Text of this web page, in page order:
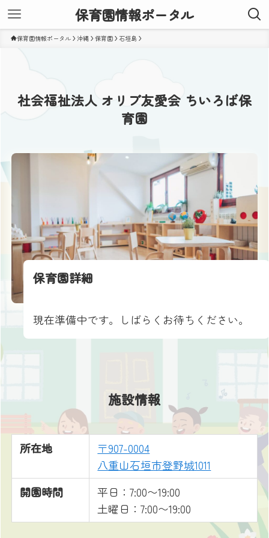
保育園情報ポータル
保育園情報ポータル 沖縄 保育園 石垣島
社会福祉法人 オリブ友愛会 ちいろば保
育園
保育園詳細
現在準備中です。しばらくお待ちください。
施設情報
所在地
〒907-0004
八重山石垣市登野城1011
開園時間
平日：7:00〜19:00
土曜日：7:00〜19:00